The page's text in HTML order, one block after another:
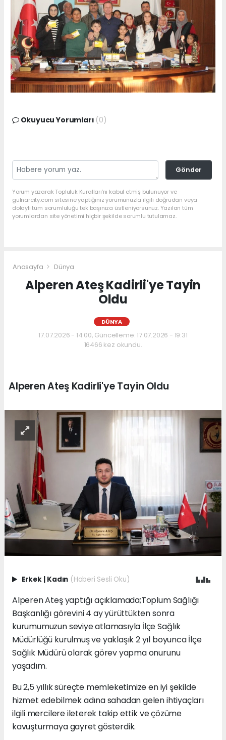
Okuyucu Yorumları (0)
Gönder
Yorum yazarak Topluluk Kuralları’nı kabul etmiş bulunuyor ve
gulnarcity.com sitesine yaptığınız yorumunuzla ilgili doğrudan veya
dolaylı tüm sorumluluğu tek başınıza üstleniyorsunuz. Yazılan tüm
yorumlardan site yönetimi hiçbir şekilde sorumlu tutulamaz.
Anasayfa Dünya
Alperen Ateş Kadirli'ye Tayin
Oldu
DÜNYA
17.07.2026 - 14:00, Güncelleme: 17.07.2026 - 19:31
16466 kez okundu.
Alperen Ateş Kadirli'ye Tayin Oldu
Erkek | Kadın (Haberi Sesli Oku)
Alperen Ateş yaptığı açıklamada;Toplum Sağlığı
Başkanlığı görevini 4 ay yürüttükten sonra
kurumumuzun seviye atlamasıyla İlçe Sağlık
Müdürlüğü kurulmuş ve yaklaşık 2 yıl boyunca İlçe
Sağlık Müdürü olarak görev yapma onurunu
yaşadım.
Bu 2,5 yıllık süreçte memleketimize en iyi şekilde
hizmet edebilmek adına sahadan gelen ihtiyaçları
ilgili mercilere ileterek takip ettik ve çözüme
kavuşturmaya gayret gösterdik.